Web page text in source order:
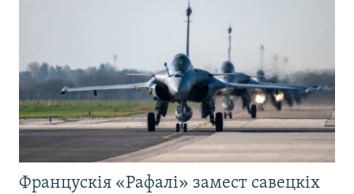
Францускія «Рафалі» замест савецкіх